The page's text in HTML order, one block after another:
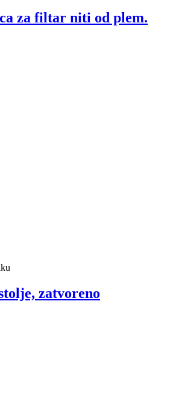
za filtar niti od plem.
zatvoreno